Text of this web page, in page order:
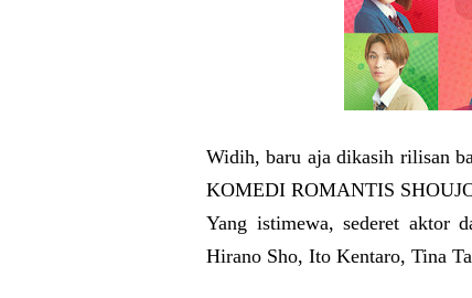
Widih, baru aja dikasih rilisan
KOMEDI ROMANTIS
Yang istimewa, sederet aktor
Hirano Sho, Ito Kentaro, Tina